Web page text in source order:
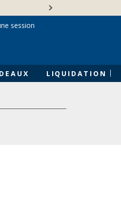
LIQUIDATION
session